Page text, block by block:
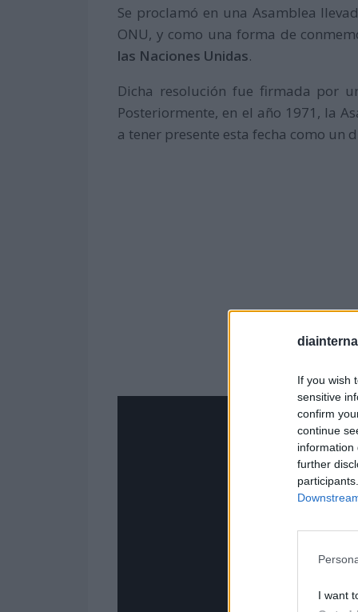
If you wish
sensitive
confirm
continue
information
further
I want
Se proclamó en una Asamblea
ONU, y como una forma de
las Naciones Unidas.
Dicha resolución fue firmada por
Posteriormente, en el año 1971, la
a tener presente esta fecha como un